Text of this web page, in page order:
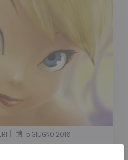
| 5 GIUGNO 2016